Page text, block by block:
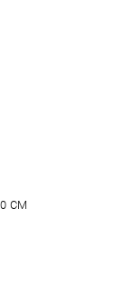
CM